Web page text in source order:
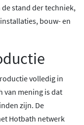
stand der techniek,
bouw- en
volledig in
van mening is dat
zijn. De
Hotbath netwerk